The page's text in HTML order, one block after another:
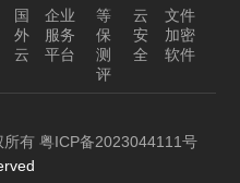
国
外
云
企业
服务
平台
等
保
测
评
云
安
全
文件
加密
软件
所有粤ICP备2023044111号